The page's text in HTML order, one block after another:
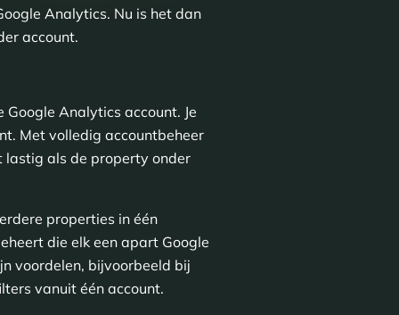
Analytics. Nu is het dan
account.
Analytics account. Je
Met volledig accountbeheer
lastig als de property onder
properties in één
die elk een apart Google
voordelen, bijvoorbeeld bij
vanuit één account.